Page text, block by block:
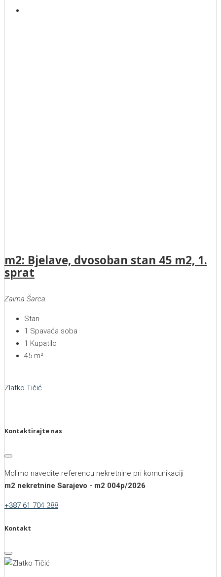
m2: Bjelave, dvosoban stan 45 m2, 1.
sprat
Zaima Šarca
Stan
1 Spavaća soba
1 Kupatilo
45 m²
Zlatko Tičić
Kontaktirajte nas
Molimo navedite referencu nekretnine pri komunikaciji
m2 nekretnine Sarajevo - m2 004p/2026
+387 61 704 388
Kontakt